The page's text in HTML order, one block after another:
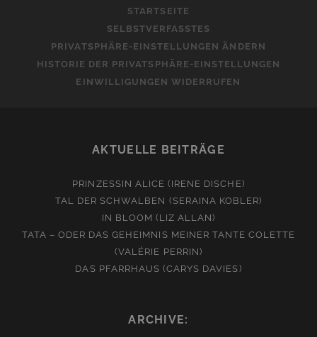
STARTSEITE
SELBSTVERFASSTES
PRIVATSPHÄRE-EINSTELLUNGEN ÄNDERN
HISTORIE DER PRIVATSPHÄRE-EINSTELLUNGEN
EINWILLIGUNGEN WIDERRUFEN
AKTUELLE BEITRÄGE
PRINZESSIN ALICE (IRENE DISCHE)
TAL DER SCHWALBEN (SERAINA KOBLER)
IN BLOOM (LIZ ALLAN)
TATA – ODER DAS GEHEIMNIS MEINER TANTE COLETTE
(VALÉRIE PERRIN)
DAS PFARRHAUS (CARYS DAVIES)
ARCHIVE: